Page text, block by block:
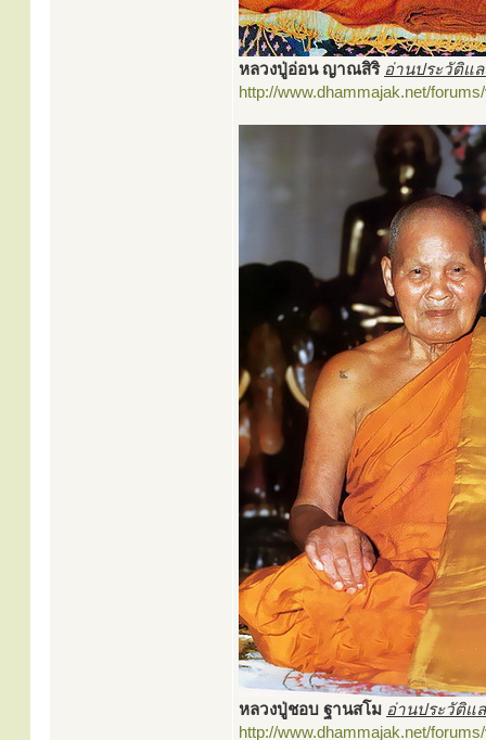
หลวงปู่อ่อน ญาณสิริ อ่านประวัติแ
http://www.dhammajak.net/
หลวงปู่ชอบ ฐานสโม อ่านประวัติแ
http://www.dhammajak.net/